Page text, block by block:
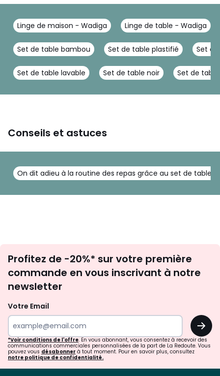
Linge de maison - Wadiga Linge de table - Wadiga
Set de table bambou Set de table plastifié Set
Set de table lavable Set de table noir Set de
Conseils et astuces
On dit adieu à la routine des repas grâce au set de table !
newsletter
Profitez de -20%* sur votre première
commande en vous inscrivant à notre
newsletter
Votre Email
OK
*Voir conditions de l'offre. En vous abonnant, vous consentez à recevoir des
communications commerciales personnalisées de la part de La Redoute. Vous
pouvez vous désabonner à tout moment. Pour en savoir plus, consultez
notre politique de confidentialité.